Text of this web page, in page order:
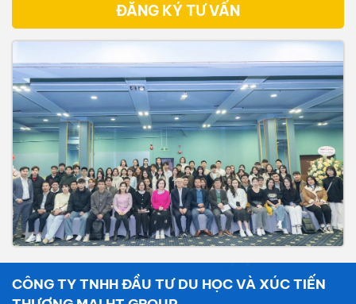
ĐĂNG KÝ TƯ VẤN
CÔNG TY TNHH ĐẦU TƯ DU HỌC VÀ XÚC TIẾN